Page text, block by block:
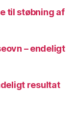
til støbning af
– endeligt
resultat